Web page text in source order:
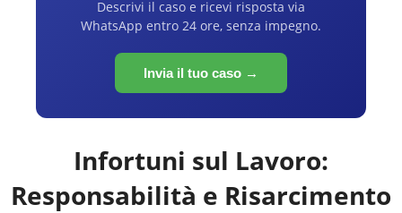
Descrivi il caso e ricevi risposta via
WhatsApp entro 24 ore, senza impegno.
Invia il tuo caso →
Infortuni sul Lavoro:
Responsabilità e Risarcimento